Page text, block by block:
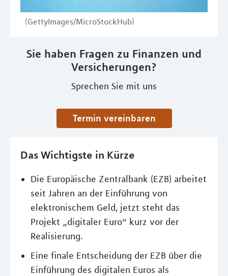
(GettyImages/MicroStockHub)
Sie haben Fragen zu Finanzen und
Versicherungen?
Sprechen Sie mit uns
Termin vereinbaren
Das Wichtigste in Kürze
Die Europäische Zentralbank (EZB) arbeitet
seit Jahren an der Einführung von
elektronischem Geld, jetzt steht das
Projekt „digitaler Euro“ kurz vor der
Realisierung.
Eine finale Entscheidung der EZB über die
Einführung des digitalen Euros als